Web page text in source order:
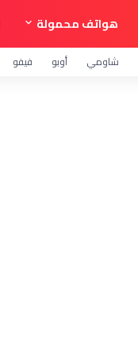
هواتف محمولة
شاومي أوبو فيفو